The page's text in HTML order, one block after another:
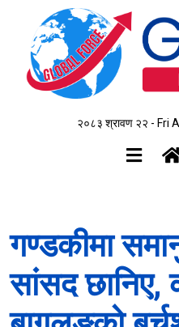
२०८३ श्रावण २२ - Fri
गण्डकीमा
सांसद छानिए,